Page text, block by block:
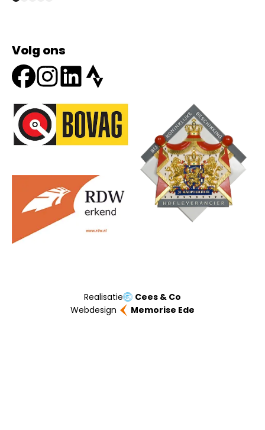
Volg ons
Onze partners
Realisatie
Cees & Co
Webdesign
Memorise Ede